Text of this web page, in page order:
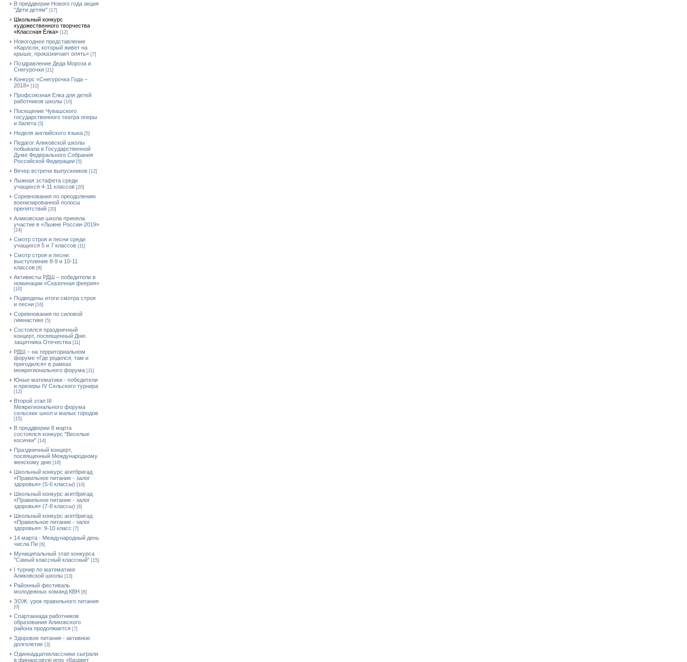
В преддверии Нового года акция
"Дети детям" [17]
Школьный конкурс
художественного творчества
«Классная Ёлка» [12]
Новогоднее представление
«Карлсон, который живет на
крыше, проказничает опять» [7]
Поздравление Деда Мороза и
Снегурочки [21]
Конкурс «Снегурочка Года –
2018» [12]
Профсоюзная Елка для детей
работников школы [10]
Посещение Чувашского
государственного театра оперы
и балета [5]
Неделя английского языка [5]
Педагог Аликовской школы
побывала в Государственной
Думе Федерального Собрания
Российской Федерации [5]
Вечер встречи выпускников [12]
Лыжная эстафета среди
учащихся 4-11 классов [20]
Cоревнования по преодолению
военизированной полосы
препятствий [20]
Аликовская школа приняла
участие в «Лыжне России-2019»
[24]
Смотр строя и песни среди
учащихся 5 и 7 классов [11]
Смотр строя и песни:
выступление 8-9 и 10-11
классов [8]
Активисты РДШ – победители в
номинации «Сказочная феерия»
[10]
Подведены итоги смотра строя
и песни [16]
Соревнования по силовой
гимнастике [5]
Состоялся праздничный
концерт, посвященный Дню
защитника Отечества [11]
РДШ – на территориальном
форуме «Где родился, там и
пригодился» в рамках
межрегионального форума [11]
Юные математики - победители
и призеры IV Сельского турнира
[12]
Второй этап III
Межрегионального форума
сельских школ и малых городов
[15]
В преддверии 8 марта
состоялся конкурс "Веселые
косички" [14]
Праздничный концерт,
посвященный Международному
женскому дню [18]
Школьный конкурс агитбригад
«Правильное питание - залог
здоровья» (5-6 классы) [10]
Школьный конкурс агитбригад
«Правильное питание - залог
здоровья» (7-8 классы) [6]
Школьный конкурс агитбригад
«Правильное питание - залог
здоровья»: 9-10 класс [7]
14 марта - Международный день
числа Пи [6]
Муниципальный этап конкурса
"Самый классный классный" [15]
I турнир по математике
Аликовской школы [13]
Районный фестиваль
молодежных команд КВН [8]
ЗОЖ: урок правильного питания
[0]
Спартакиада работников
образования Аликовского
района продолжается [7]
Здоровое питание - активное
долголетие [3]
Одиннадцатиклассники сыграли
в финансовую игру «Бюджет